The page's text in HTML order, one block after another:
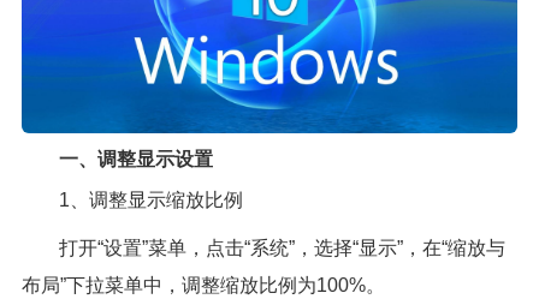
一、调整显示设置
1、调整显示缩放比例
打开“设置”菜单，点击“系统”，选择“显示”，在“缩放与
布局”下拉菜单中，调整缩放比例为100%。